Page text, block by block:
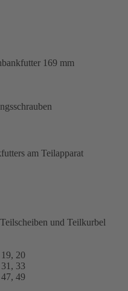
169 mm
am Teilapparat
und Teilkurbel
20
33
49